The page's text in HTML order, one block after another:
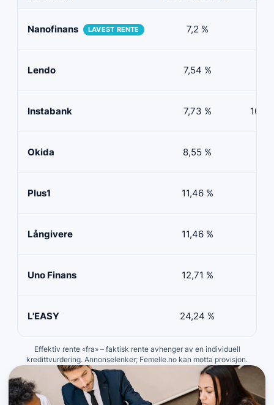
Nanofinans LAVEST RENTE 7,2 %
Lendo 7,54 %
Instabank 7,73 % 100
Okida 8,55 %
Plus1 11,46 %
Långivere 11,46 %
Uno Finans 12,71 %
L'EASY 24,24 %
Effektiv rente «fra» – faktisk rente avhenger av en individuell
kredittvurdering. Annonselenker; Femelle.no kan motta provisjon.